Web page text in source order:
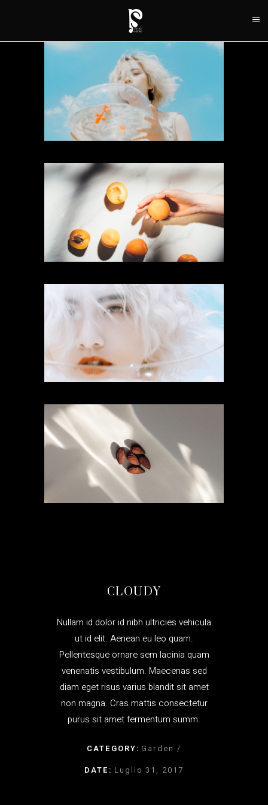
CLOUDY
Nullam id dolor id nibh ultricies vehicula
ut id elit. Aenean eu leo quam.
Pellentesque ornare sem lacinia quam
venenatis vestibulum. Maecenas sed
diam eget risus varius blandit sit amet
non magna. Cras mattis consectetur
purus sit amet fermentum summ.
CATEGORY: Garden
DATE: Luglio 31, 2017